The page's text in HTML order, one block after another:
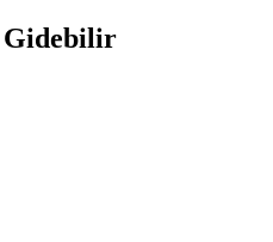
Gidebilir